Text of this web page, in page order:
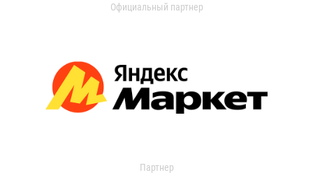
Официальный партнер
Партнер